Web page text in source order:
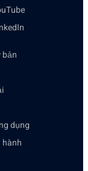
dụng